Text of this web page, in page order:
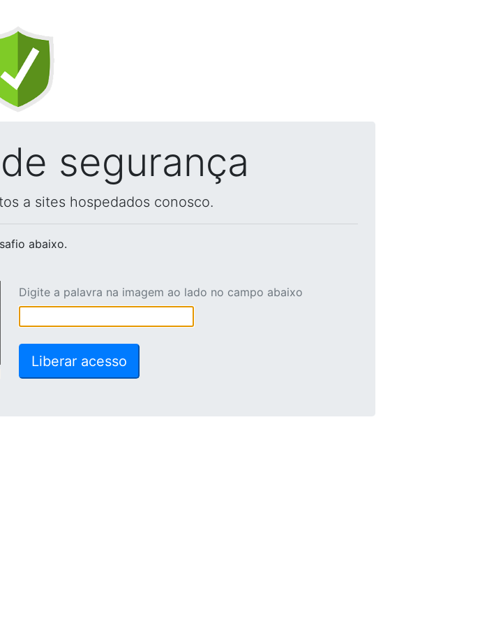
segurança
a sites hospedados conosco.
abaixo.
Digite a palavra na imagem ao lado no campo abaixo